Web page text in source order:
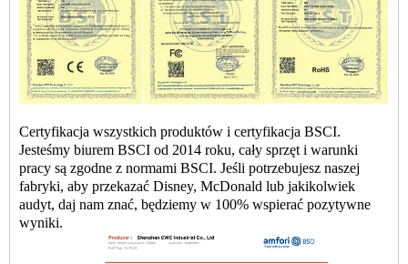
Certyfikacja wszystkich produktów i certyfikacja BSCI.
Jesteśmy biurem BSCI od 2014 roku, cały sprzęt i warunki
pracy są zgodne z normami BSCI. Jeśli potrzebujesz naszej
fabryki, aby przekazać Disney, McDonald lub jakikolwiek
audyt, daj nam znać, będziemy w 100% wspierać pozytywne
wyniki.